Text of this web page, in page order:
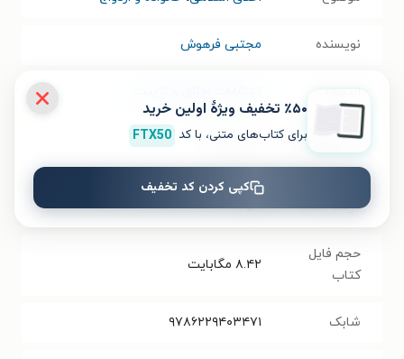
نویسنده مجتبی فرهوش
سال انتشار
فرمت کتاب PDF
حجم فایل
کتاب
۸.۴۲ مگابایت
شابک ۹۷۸۶۲۲۹۴۰۳۴۷۱
٪۵۰ تخفیف ویژۀ اولین خرید
برای کتاب‌های متنی، با کد FTX50
کپی کردن کد تخفیف